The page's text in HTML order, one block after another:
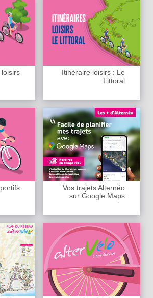
Itinéraire loisirs : Le
Littoral
Vos trajets Alternéo
sur Google Maps